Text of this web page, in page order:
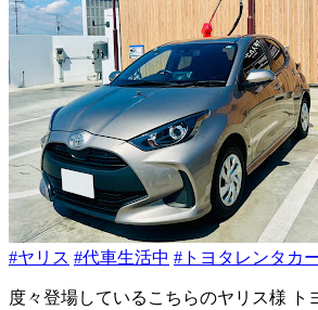
#ヤリス #代車生活中 #トヨタレンタカ
度々登場しているこちらのヤリス様 ト